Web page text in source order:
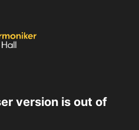
version is out of